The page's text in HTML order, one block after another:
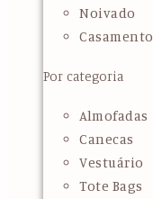
Noivado
Casamento
Por categoria
Almofadas
Canecas
Vestuário
Tote Bags